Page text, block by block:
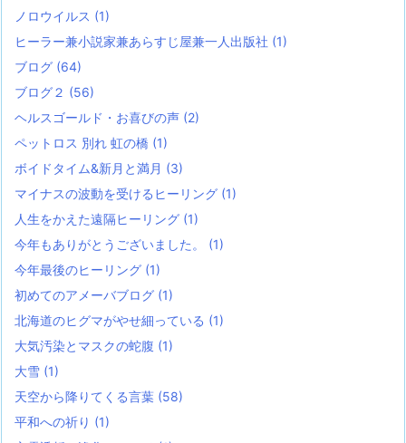
ノロウイルス (1)
ヒーラー兼小説家兼あらすじ屋兼一人出版社 (1)
ブログ (64)
ブログ２ (56)
ヘルスゴールド・お喜びの声 (2)
ペットロス 別れ 虹の橋 (1)
ボイドタイム&新月と満月 (3)
マイナスの波動を受けるヒーリング (1)
人生をかえた遠隔ヒーリング (1)
今年もありがとうございました。 (1)
今年最後のヒーリング (1)
初めてのアメーバブログ (1)
北海道のヒグマがやせ細っている (1)
大気汚染とマスクの蛇腹 (1)
大雪 (1)
天空から降りてくる言葉 (58)
平和への祈り (1)